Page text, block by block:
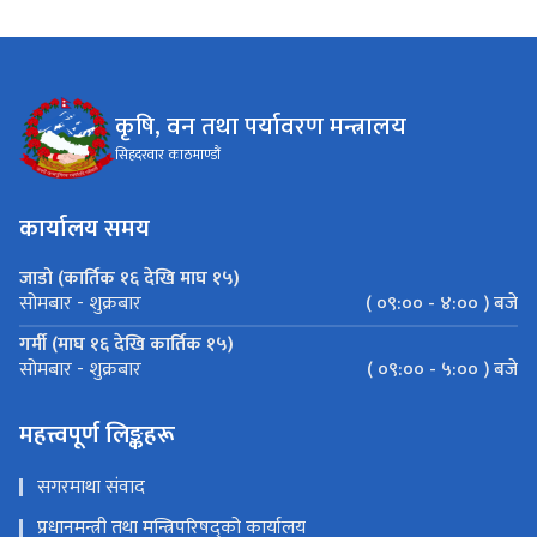
कृषि, वन तथा पर्यावरण मन्त्रालय
सिहदरवार काठमाण्डौं
कार्यालय समय
जाडो (कार्तिक १६ देखि माघ १५)
सोमबार - शुक्रबार
( ०९:०० - ४:०० ) बजे
गर्मी (माघ १६ देखि कार्तिक १५)
सोमबार - शुक्रबार ( ०९:०० - ५:०० ) बजे
महत्त्वपूर्ण लिङ्कहरू
सगरमाथा संवाद
प्रधानमन्त्री तथा मन्त्रिपरिषद्को कार्यालय